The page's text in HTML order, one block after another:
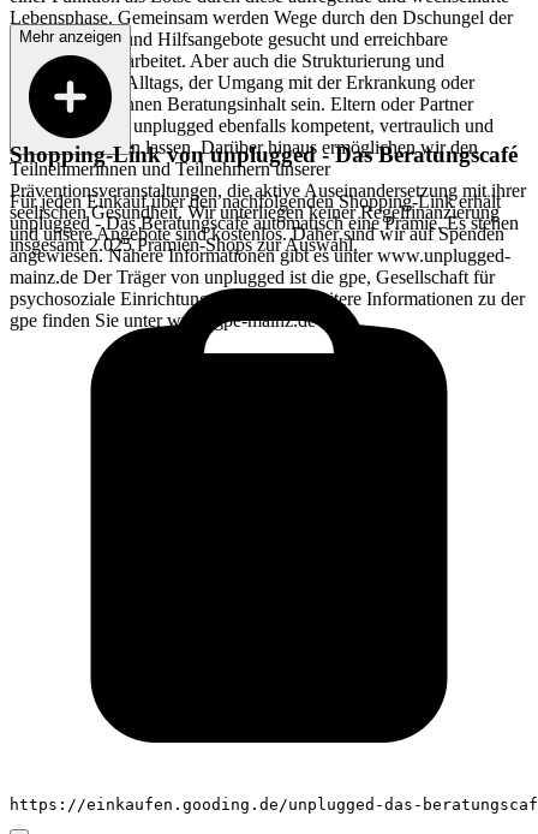
Lebensphase. Gemeinsam werden Wege durch den Dschungel der
Möglichkeiten und Hilfsangebote gesucht und erreichbare
Perspektiven erarbeitet. Aber auch die Strukturierung und
Gestaltung des Alltags, der Umgang mit der Erkrankung oder
Suchtfragen können Beratungsinhalt sein. Eltern oder Partner
können sich bei unplugged ebenfalls kompetent, vertraulich und
kostenlos beraten lassen. Darüber hinaus ermöglichen wir den
Teilnehmerinnen und Teilnehmern unserer
Präventionsveranstaltungen, die aktive Auseinandersetzung mit ihrer
seelischen Gesundheit. Wir unterliegen keiner Regelfinanzierung
und unsere Angebote sind kostenlos. Daher sind wir auf Spenden
angewiesen. Nähere Informationen gibt es unter www.unplugged-
mainz.de Der Träger von unplugged ist die gpe, Gesellschaft für
psychosoziale Einrichtungen gGmbH. Weitere Informationen zu der
gpe finden Sie unter www.gpe-mainz.de
Mehr anzeigen
Shopping-Link vonunplugged - Das Beratungscafé
Für jeden Einkauf über den nachfolgenden Shopping-Link erhält
unplugged - Das Beratungscaféautomatisch eine Prämie. Es stehen
insgesamt 2.025 Prämien-Shops zur Auswahl.
https://einkaufen.gooding.de/unplugged-das-